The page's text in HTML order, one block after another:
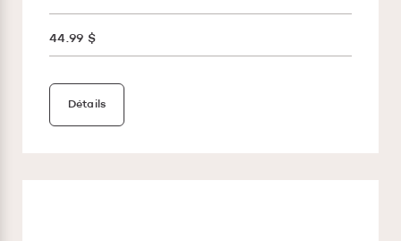
44.99 $
Détails